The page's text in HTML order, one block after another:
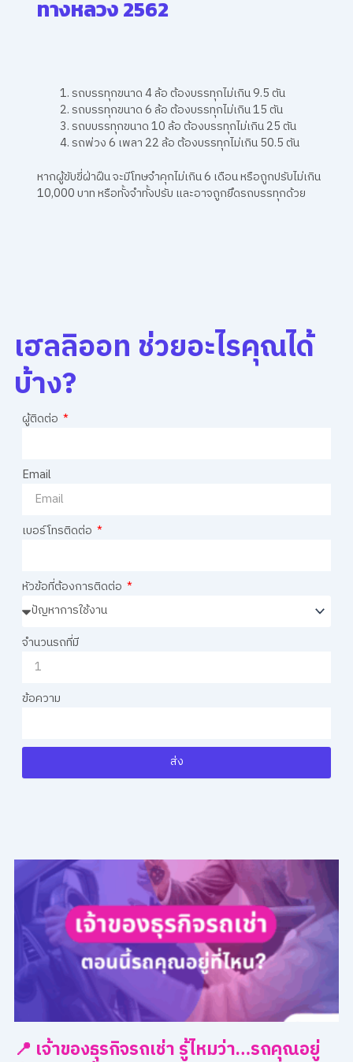
ทางหลวง 2562
รถบรรทุกขนาด 4 ล้อ ต้องบรรทุกไม่เกิน 9.5 ตัน
รถบรรทุกขนาด 6 ล้อ ต้องบรรทุกไม่เกิน 15 ตัน
รถบบรรทุกขนาด 10 ล้อ ต้องบรรทุกไม่เกิน 25 ตัน
รถพ่วง 6 เพลา 22 ล้อ ต้องบรรทุกไม่เกิน 50.5 ตัน
หากผู้ขับขี่ฝ่าฝืน จะมีโทษจำคุกไม่เกิน 6 เดือน หรือถูกปรับไม่เกิน
10,000 บาท หรือทั้งจำทั้งปรับ และอาจถูกยึดรถบรรทุกด้วย
เฮลลิออท ช่วยอะไรคุณได้
บ้าง?
ผู้ติดต่อ
Email
เบอร์โทรติดต่อ
หัวข้อที่ต้องการติดต่อ
จำนวนรถที่มี
ข้อความ
ส่ง
📍 เจ้าของธุรกิจรถเช่า รู้ไหมว่า…รถคุณอยู่